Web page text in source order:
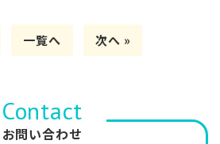
一覧へ 次へ »
Contact
お問い合わせ